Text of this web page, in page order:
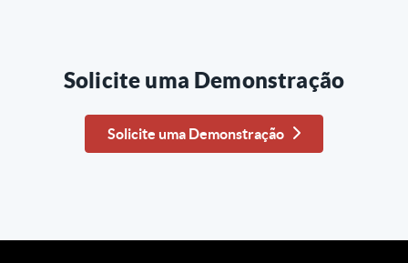
Solicite uma Demonstração
Solicite uma Demonstração